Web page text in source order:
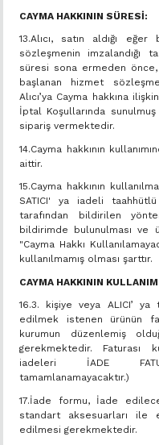
CAYMA HAKKININ SÜRESİ:
13.Alıcı, satın aldığı
sözleşmenin imzalandığı
süresi sona ermeden
başlanan hizmet
Alıcı’ya Cayma hakkına
İptal Koşullarında
sipariş vermektedir.
14.Cayma hakkının
aittir.
15.Cayma hakkının
SATICI' ya iadeli
tarafından bildirilen
bildirimde bulunulması ve
"Cayma Hakkı
kullanılmamış olması şarttır.
CAYMA HAKKININ
16.3. kişiye veya ALICI’
edilmek istenen ürünün
kurumun düzenlemiş
gerekmektedir. Faturası
iadeleri İADE
tamamlanamayacaktır.)
17.İade formu, İade
standart aksesuarları ile
edilmesi gerekmektedir.